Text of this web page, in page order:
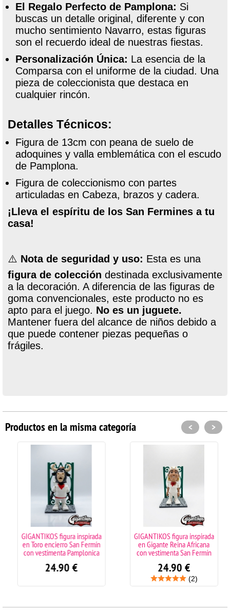
El Regalo Perfecto de Pamplona: Si
buscas un detalle original, diferente y con
mucho sentimiento Navarro, estas figuras
son el recuerdo ideal de nuestras fiestas.
Personalización Única: La esencia de la
Comparsa con el uniforme de la ciudad. Una
pieza de coleccionista que destaca en
cualquier rincón.
Detalles Técnicos:
Figura de 13cm con peana de suelo de
adoquines y valla emblemática con el escudo
de Pamplona.
Figura de coleccionismo con partes
articuladas en Cabeza, brazos y cadera.
¡Lleva el espíritu de los San Fermines a tu
casa!
⚠️ Nota de seguridad y uso: Esta es una
figura de colección destinada exclusivamente
a la decoración. A diferencia de las figuras de
goma convencionales, este producto no es
apto para el juego. No es un juguete.
Mantener fuera del alcance de niños debido a
que puede contener piezas pequeñas o
frágiles.
Productos en la misma categoría
GIGANTIKOS figura inspirada
en Toro encierro San Fermín
con vestimenta Pamplonica
24.90€
GIGANTIKOS figura inspirada
en Gigante Reina Africana
con vestimenta San Fermín
24.90€
(2)
< >